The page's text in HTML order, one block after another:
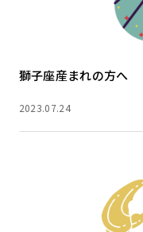
獅子座産まれの方へ
2023.07.24